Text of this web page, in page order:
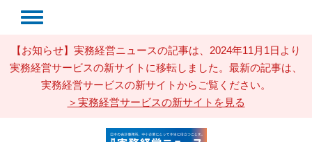
【お知らせ】実務経営ニュースの記事は、2024年11月1日より
実務経営サービスの新サイトに移転しました。最新の記事は、
実務経営サービスの新サイトからご覧ください。
＞実務経営サービスの新サイトを見る